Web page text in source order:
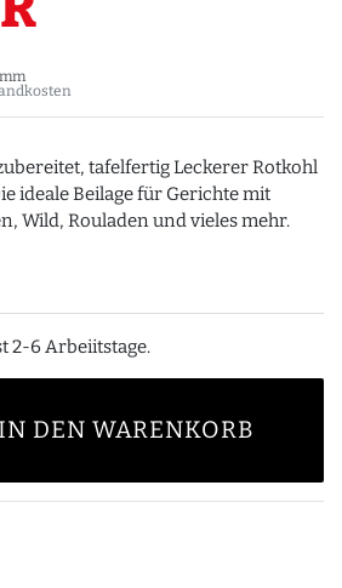
tafelfertig Leckerer Rotkohl
ideale Beilage für Gerichte mit
Wild, Rouladen und vieles mehr.
2-6 Arbeiitstage.
IN DEN WARENKORB